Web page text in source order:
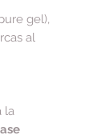
gel),
al
la